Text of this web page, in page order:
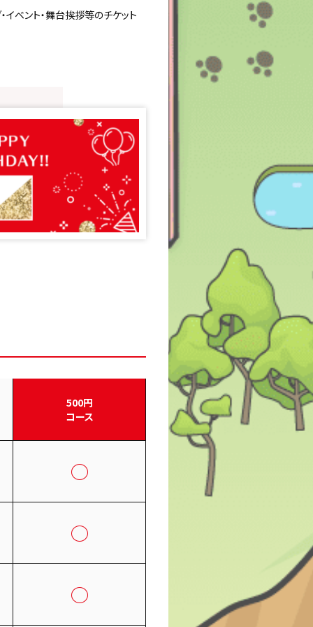
ベント・舞台挨拶等のチケット
500円
コース
◯
◯
◯